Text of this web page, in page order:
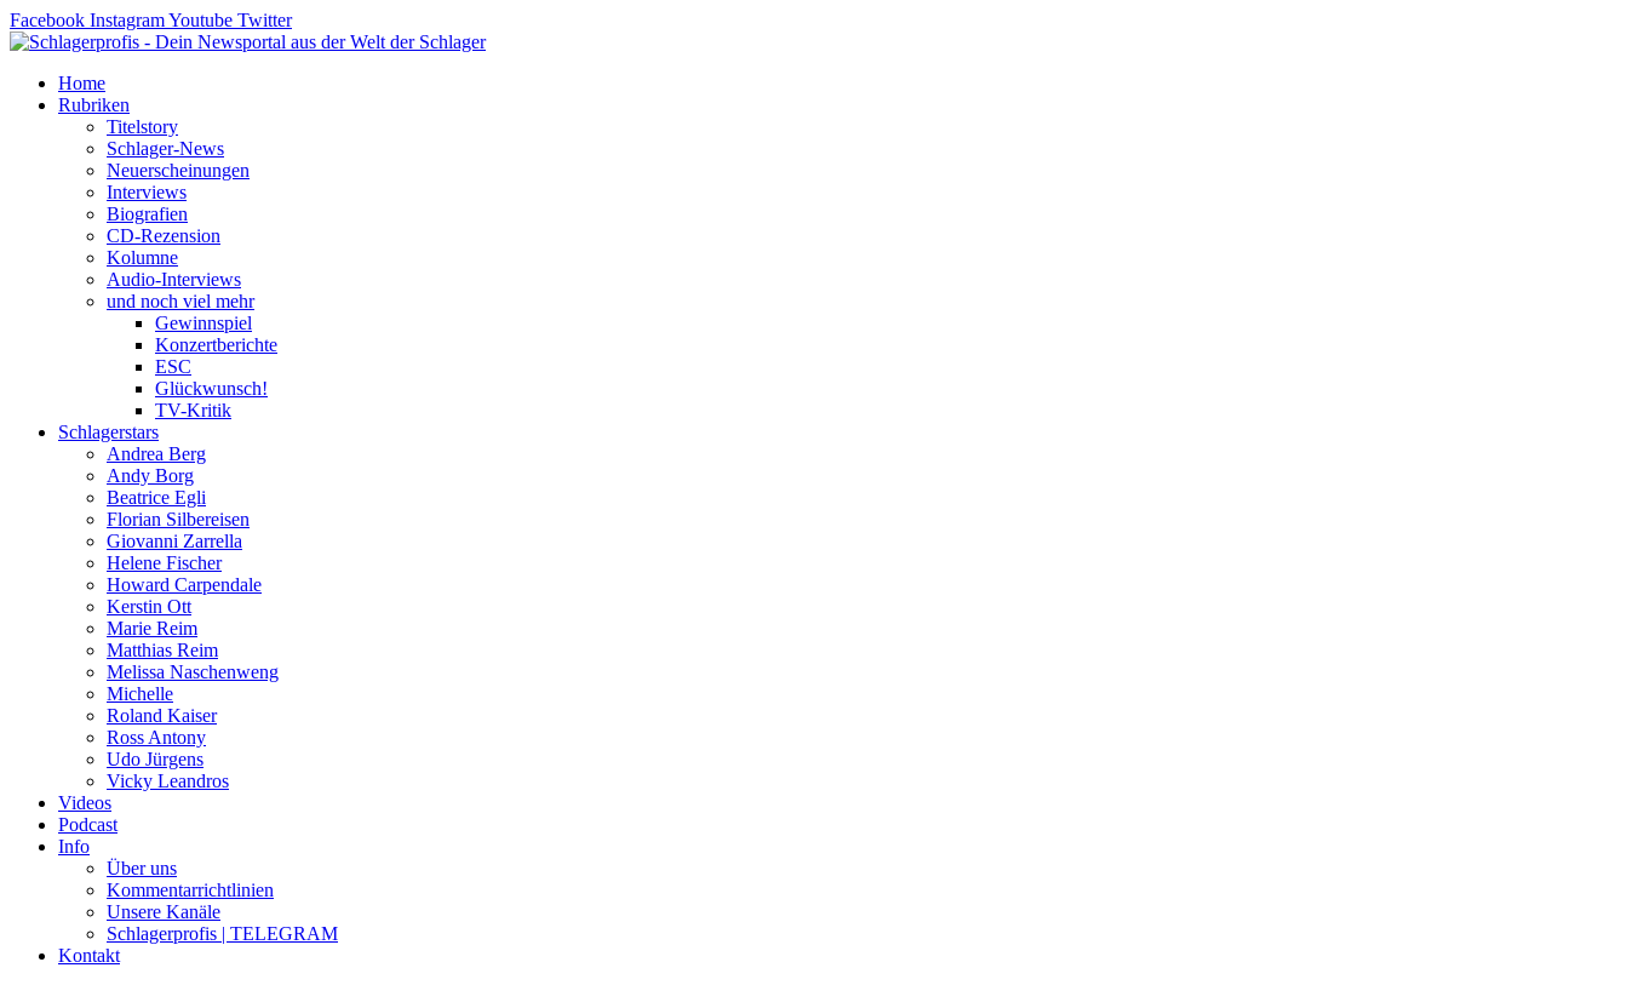
Zum
Inhalt
Facebook InstagramYoutube Twitter
Home
Rubriken
Titelstory
Schlager-News
Neuerscheinungen
Interviews
Biografien
CD-Rezension
Kolumne
Audio-Interviews
und noch viel mehr
Gewinnspiel
Konzertberichte
ESC
Glückwunsch!
TV-Kritik
Schlagerstars
Andrea Berg
Andy Borg
Beatrice Egli
Florian Silbereisen
Giovanni Zarrella
Helene Fischer
Howard Carpendale
Kerstin Ott
Marie Reim
Matthias Reim
Melissa Naschenweng
Michelle
Roland Kaiser
Ross Antony
Udo Jürgens
Vicky Leandros
Videos
Podcast
Info
Über uns
Kommentarrichtlinien
Unsere Kanäle
Schlagerprofis | TELEGRAM
Kontakt